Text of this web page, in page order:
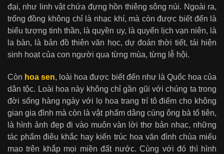
đại, như linh vật chứa đựng hồn thiêng sông núi. Ngoài ra,
trống đồng không chỉ là nhạc khí, mà còn được biết đến là
biểu tượng tinh thần, là quyền uy, là quyển lịch vạn niên, là
la bàn, là bản đồ thiên văn học, dự đoán thời tiết, tái hiện
sinh hoạt của con người qua từng mùa, từng lễ hội.
Còn hoa sen, loài hoa được biết đến như là Quốc hoa của
dân tộc. Loài hoa này không chỉ gần gũi với chúng ta trong
đời sống hàng ngày với lọ hoa trang trí tô điểm cho không
gian gia đình mà còn là vật phẩm dâng cúng ông bà tổ tiên,
là hình ảnh đẹp đi vào muôn vàn lời thơ bản nhạc, những
tác phẩm điêu khắc hay kiến trúc hoa văn đình chùa miếu
mạo trên khắp mọi miền đất nước. Cùng với đó thì hình